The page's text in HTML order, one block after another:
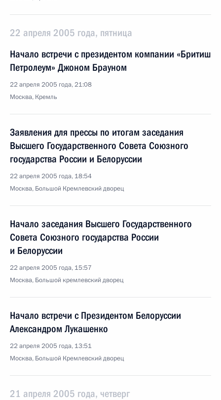
22 апреля 2005 года, пятница
Начало встречи с президентом компании «Бритиш
Петролеум» Джоном Брауном
22 апреля 2005 года, 21:08
Москва, Кремль
Заявления для прессы по итогам заседания
Высшего Государственного Совета Союзного
государства России и Белоруссии
22 апреля 2005 года, 18:54
Москва, Большой Кремлевский дворец
Начало заседания Высшего Государственного
Совета Союзного государства России
и Белоруссии
22 апреля 2005 года, 15:57
Москва, Большой кремлевский дворец
Начало встречи с Президентом Белоруссии
Александром Лукашенко
22 апреля 2005 года, 13:51
Москва, Большой Кремлевский дворец
21 апреля 2005 года, четверг